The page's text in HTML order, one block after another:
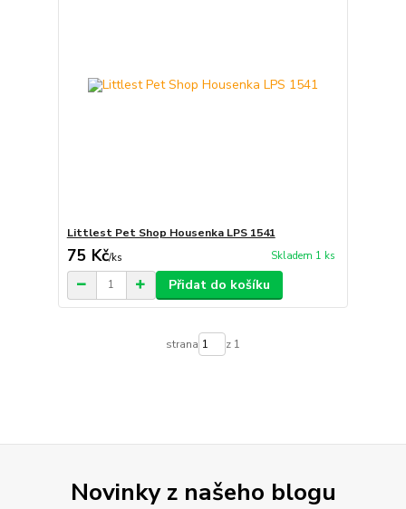
Littlest Pet Shop Housenka LPS 1541
75 Kč/ks Skladem 1 ks
Přidat do košíku
strana z 1
Novinky z našeho blogu